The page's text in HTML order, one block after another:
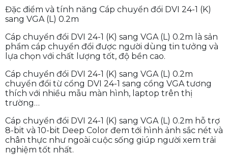
Đặc điểm và tính năng Cáp chuyển đổi DVI 24-1 (K)
sang VGA (L) 0.2m
Cáp chuyển đổi DVI 24-1 (K) sang VGA (L) 0.2m là sản
phẩm cáp chuyển đổi được người dùng tin tưởng và
lựa chọn với chất lượng tốt, độ bền cao.
Cáp chuyển đổi DVI 24-1 (K) sang VGA (L) 0.2m
chuyển đổi từ cổng DVI 24-1 sang cổng VGA tương
thích với nhiều mẫu màn hình, laptop trên thị
trường…
Cáp chuyển đổi DVI 24-1 (K) sang VGA (L) 0.2m hỗ trợ
8-bit và 10-bit Deep Color đem tới hình ảnh sắc nét và
chân thực như ngoài cuộc sống giúp người xem trải
nghiệm tốt nhất.